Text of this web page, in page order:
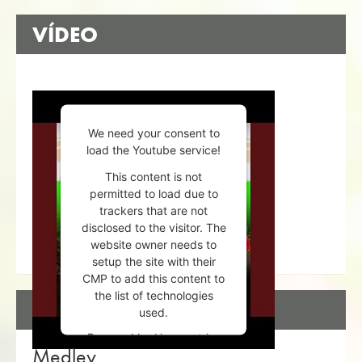
VÍDEO
We need your consent to
load the Youtube service!
This content is not
permitted to load due to
trackers that are not
disclosed to the visitor. The
website owner needs to
setup the site with their
CMP to add this content to
the list of technologies
used.
Powered byUsercentrics
Consent Management
DESCRIPCIÓN
Medley